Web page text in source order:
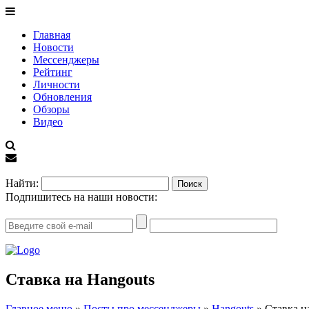
Главная
Новости
Мессенджеры
Рейтинг
Личности
Обновления
Обзоры
Видео
Найти:
Подпишитесь на наши новости:
Ставка на Hangouts